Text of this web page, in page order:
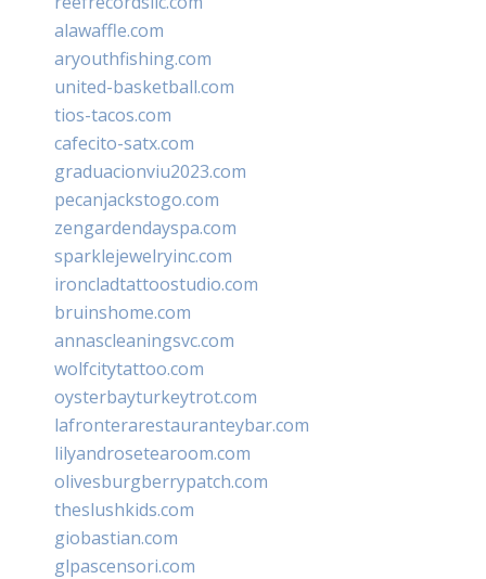
alawaffle.com
aryouthfishing.com
united-basketball.com
tios-tacos.com
cafecito-satx.com
graduacionviu2023.com
pecanjackstogo.com
zengardendayspa.com
sparklejewelryinc.com
ironcladtattoostudio.com
bruinshome.com
annascleaningsvc.com
wolfcitytattoo.com
oysterbayturkeytrot.com
lafronterarestauranteybar.com
lilyandrosetearoom.com
olivesburgberrypatch.com
theslushkids.com
giobastian.com
glpascensori.com